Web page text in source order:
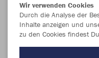
Wir verwenden Cookies
Durch die Analyse der
Inhalte anzeigen und
zu den Cookies findest